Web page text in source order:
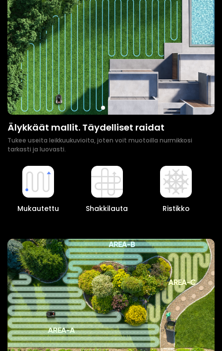
Älykkäät mallit. Täydelliset raidat
Tukee useita leikkuukuvioita, joten voit muotoilla nurmikkosi
tarkasti ja luovasti.
Mukautettu Shakkilauta Ristikko